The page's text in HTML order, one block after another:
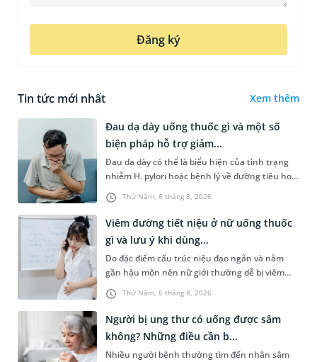
Đăng ký
Tin tức mới nhất Xem thêm
Thứ Năm, 6 tháng 8, 2026
Đau dạ dày uống thuốc gì và một số
biện pháp hỗ trợ giảm...
Đau dạ dày có thể là biểu hiện của tình trạng
nhiễm H. pylori hoặc bệnh lý về đường tiêu hoá
khác. Dựa theo nguyên nhân cụ thể, bác sĩ sẽ
cân nhắc chỉ định p...
Thứ Năm, 6 tháng 8, 2026
Viêm đường tiết niệu ở nữ uống thuốc
gì và lưu ý khi dùng...
Do đặc điểm cấu trúc niệu đạo ngắn và nằm
gần hậu môn nên nữ giới thường dễ bị viêm
đường tiết niệu hơn nam giới. Tùy theo nguyên
nhân, mức độ nhiễm trùng và...
Người bị ung thư có uống được sâm
không? Những điều cần b...
Nhiều người bệnh thường tìm đến nhân sâm